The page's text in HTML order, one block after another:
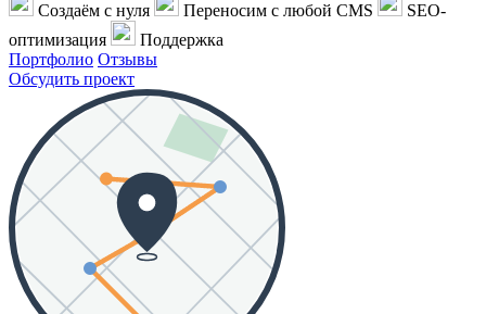
Создаём с нуля
Переносим с любой CMS
SEO-
оптимизация
Поддержка
Портфолио Отзывы
Обсудить проект